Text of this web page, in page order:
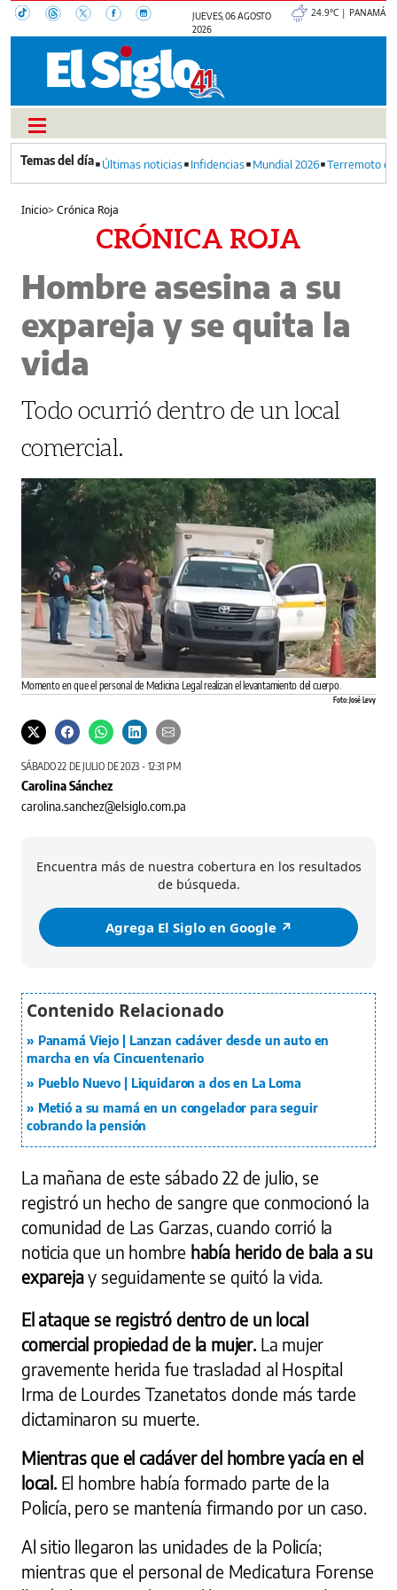
JUEVES, 06 AGOSTO
2026
24.9°C | PANAMÁ
Últimas noticias Infidencias Mundial 2026 Terremoto
Inicio>Crónica Roja
CRÓNICA ROJA
Hombre asesina a su
expareja y se quita la
vida
Todo ocurrió dentro de un local
comercial.
Momento en que el personal de Medicina Legal realizan el levantamiento del cuerpo.
Foto: José Levy
SÁBADO 22 DE JULIO DE 2023 - 12:31 PM
Carolina Sánchez
carolina.sanchez@elsiglo.com.pa
Encuentra más de nuestra cobertura en los resultados
de búsqueda.
Agrega El Siglo en Google ↗️
Panamá Viejo | Lanzan cadáver desde un auto en
marcha en vía Cincuentenario
Pueblo Nuevo | Liquidaron a dos en La Loma
Metió a su mamá en un congelador para seguir
cobrando la pensión
La mañana de este sábado 22 de julio, se
registró un hecho de sangre que conmocionó la
comunidad de Las Garzas, cuando corrió la
noticia que un hombre había herido de bala a su
exparejay seguidamente se quitó la vida.
El ataque se registró dentro de un local
comercial propiedad de la mujer. La mujer
gravemente herida fue trasladad al Hospital
Irma de Lourdes Tzanetatos donde más tarde
dictaminaron su muerte.
Mientras que el cadáver del hombre yacía en el
local. El hombre había formado parte de la
Policía, pero se mantenía firmando por un caso.
Al sitio llegaron las unidades de la Policía;
mientras que el personal de Medicatura Forense